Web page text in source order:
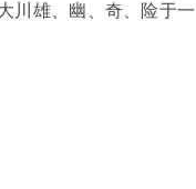
川雄、幽、奇、险于一